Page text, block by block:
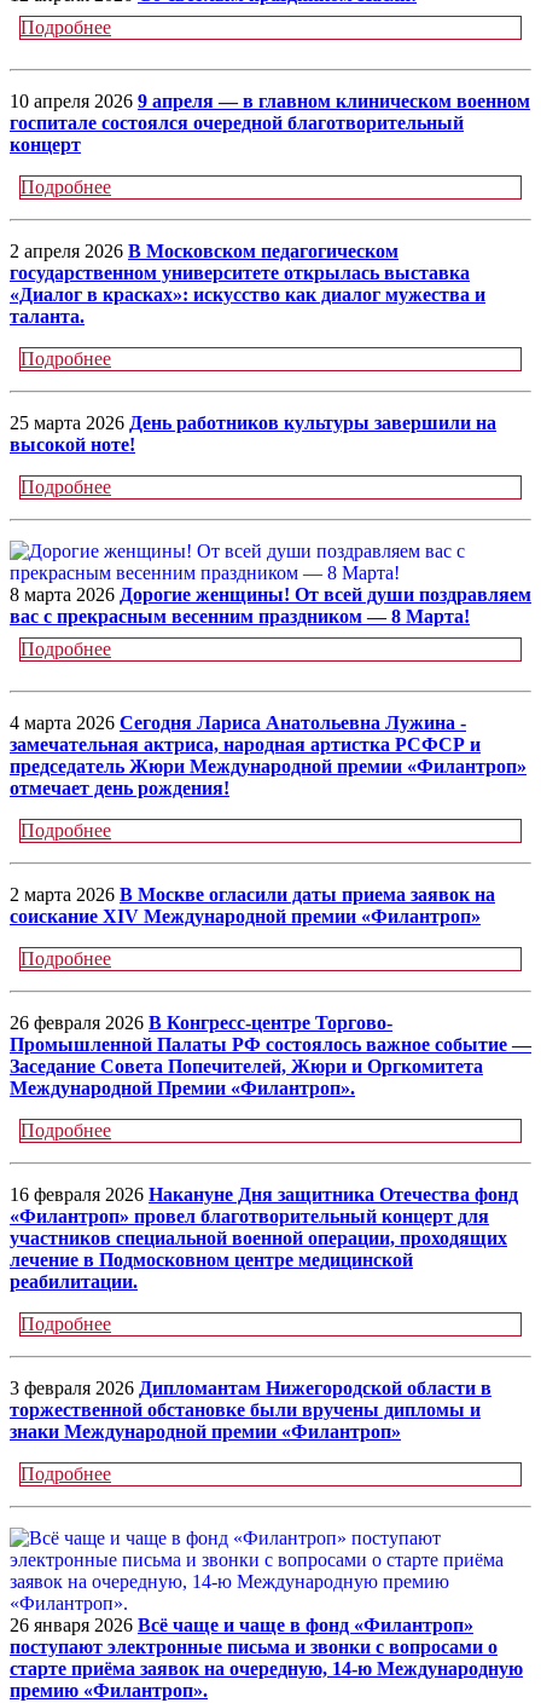
Подробнее
10 апреля 2026 9 апреля — в главном клиническом военном
госпитале состоялся очередной благотворительный
концерт
Подробнее
2 апреля 2026 В Московском педагогическом
государственном университете открылась выставка
«Диалог в красках»: искусство как диалог мужества и
таланта.
Подробнее
25 марта 2026 День работников культуры завершили на
высокой ноте!
Подробнее
8 марта 2026 Дорогие женщины! От всей души поздравляем
вас с прекрасным весенним праздником — 8 Марта!
Подробнее
4 марта 2026 Сегодня Лариса Анатольевна Лужина -
замечательная актриса, народная артистка РСФСР и
председатель Жюри Международной премии «Филантроп»
отмечает день рождения!
Подробнее
2 марта 2026 В Москве огласили даты приема заявок на
соискание XIV Международной премии «Филантроп»
Подробнее
26 февраля 2026 В Конгресс-центре Торгово-
Промышленной Палаты РФ состоялось важное событие —
Заседание Совета Попечителей, Жюри и Оргкомитета
Международной Премии «Филантроп».
Подробнее
16 февраля 2026 Накануне Дня защитника Отечества фонд
«Филантроп» провел благотворительный концерт для
участников специальной военной операции, проходящих
лечение в Подмосковном центре медицинской
реабилитации.
Подробнее
3 февраля 2026 Дипломантам Нижегородской области в
торжественной обстановке были вручены дипломы и
знаки Международной премии «Филантроп»
Подробнее
26 января 2026 Всё чаще и чаще в фонд «Филантроп»
поступают электронные письма и звонки с вопросами о
старте приёма заявок на очередную, 14-ю Международную
премию «Филантроп».